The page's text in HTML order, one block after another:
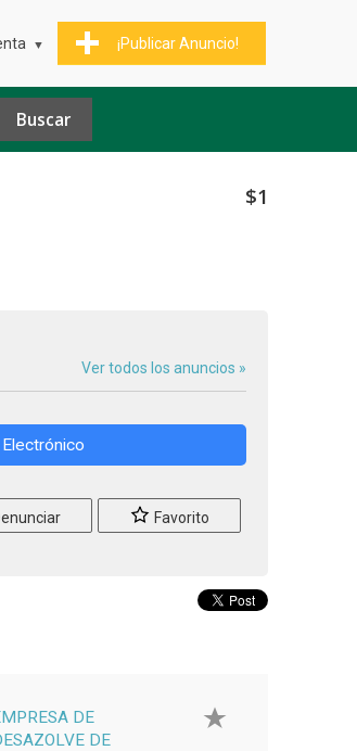
¡Publicar Anuncio!
$1
Ver todos los anuncios »
Favorito
DE
DE